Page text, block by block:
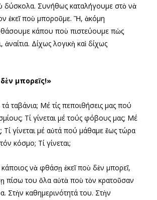
δύσκολα. Συνήθως καταλήγουμε στὸ νὰ
ἐκεῖ ποὺ μποροῦμε. Ἢ, ἀκόμη
κάπου ποὺ πιστεύουμε πὼς
Δίχως λογικὴ καὶ δίχως
μπορεῖς!»
τά ταβάνια; Μέ τίς πεποιθήσεις μας πού
Τί γίνεται μέ τούς φόβους μας; Μέ
Τί γίνεται μέ αὐτά πού μάθαμε ἔως τώρα
κόσμο; Τί γίνεται;
κάποιος νὰ φθάσῃ ἐκεῖ ποὺ δὲν μπορεῖ,
πίσω του ὅλα αὐτὰ ποὺ τὸν κρατοῦσαν
Στὴν καθημερινότητά του. Στὴν